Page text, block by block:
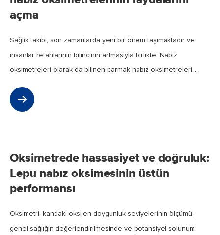
açma
Sağlık takibi, son zamanlarda yeni bir önem taşımaktadır ve
insanlar refahlarının bilincinin artmasıyla birlikte. Nabız
oksimetreleri olarak da bilinen parmak nabız oksimetreleri,...
Oksimetrede hassasiyet ve doğruluk:
Lepu nabız oksimesinin üstün
performansı
Oksimetri, kandaki oksijen doygunluk seviyelerinin ölçümü,
genel sağlığın değerlendirilmesinde ve potansiyel solunum